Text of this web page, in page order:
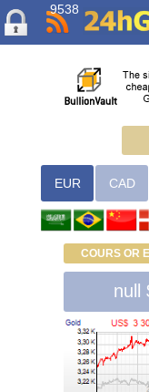
9538
EUR CAD
COURS OR
null